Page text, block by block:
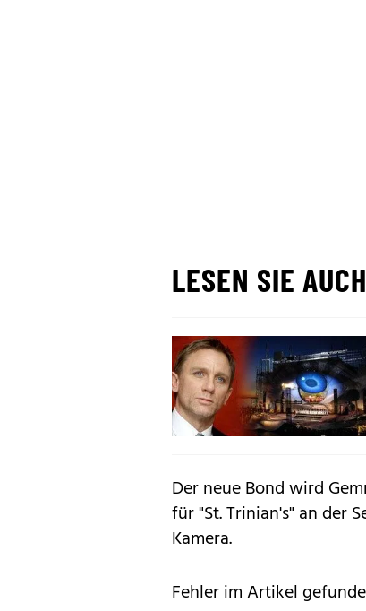
LESEN SIE AUCH
Der neue Bond wird
für "St. Trinian's" an der
Kamera.
Fehler im Artikel